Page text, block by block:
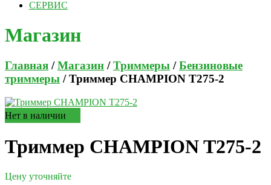
СЕРВИС
Магазин
Главная /Магазин /Триммеры /Бензиновые
триммеры / Триммер CHAMPION T275-2
Нет в наличии
Триммер CHAMPION T275-2
Цену уточняйте